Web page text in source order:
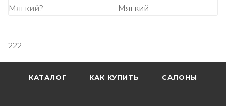
Мягкий?
Мягкий
222
КАТАЛОГ КАК КУПИТЬ САЛОНЫ